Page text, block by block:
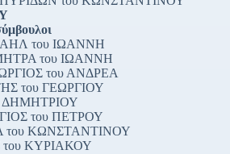
του ΙΩΑΝΝΗ
του ΙΩΑΝΝΗ
του ΑΝΔΡΕΑ
του ΓΕΩΡΓΙΟΥ
ΔΗΜΗΤΡΙΟΥ
του ΠΕΤΡΟΥ
του ΚΩΝΣΤΑΝΤΙΝΟΥ
ΚΥΡΙΑΚΟΥ